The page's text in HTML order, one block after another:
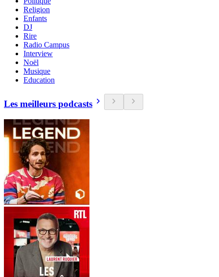
Religion
Enfants
DJ
Rire
Radio Campus
Interview
Noël
Musique
Education
Les meilleurs podcasts